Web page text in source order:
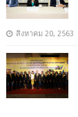
สิงหาคม 20, 2563